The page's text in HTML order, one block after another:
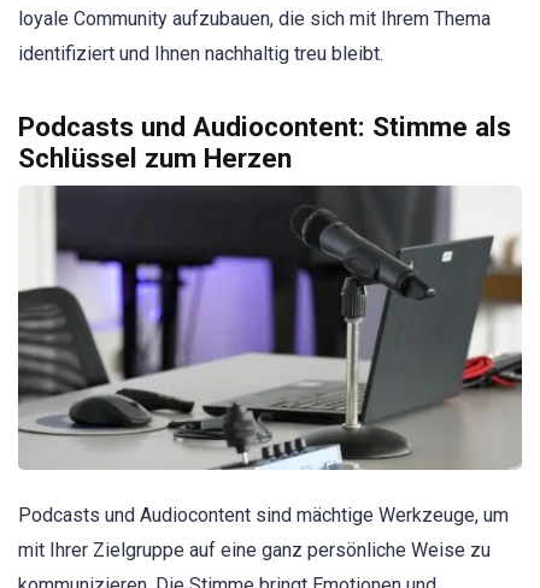
loyale Community aufzubauen, die sich mit Ihrem Thema
identifiziert und Ihnen nachhaltig treu bleibt.
Podcasts und Audiocontent: Stimme als
Schlüssel zum Herzen
Podcasts und Audiocontent sind mächtige Werkzeuge, um
mit Ihrer Zielgruppe auf eine ganz persönliche Weise zu